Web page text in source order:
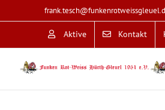
Inhalt
Aktive Kontakt